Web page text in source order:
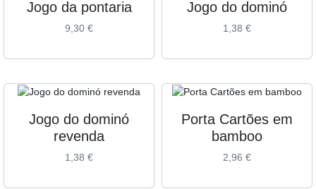
Jogo da pontaria
9,30 €
Jogo do dominó
1,38 €
Jogo do dominó
revenda
1,38 €
Porta Cartões em
bamboo
2,96 €